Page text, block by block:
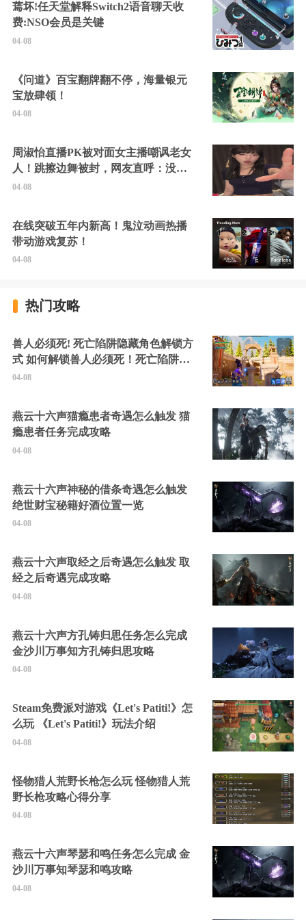
蔫坏!任天堂解释Switch2语音聊天收
费:NSO会员是关键
04-08
《问道》百宝翻牌翻不停，海量银元
宝放肆领！
04-08
周淑怡直播PK被对面女主播嘲讽老女
人！跳擦边舞被封，网友直呼：没边
硬擦封的好！
04-08
在线突破五年内新高！鬼泣动画热播
带动游戏复苏！
04-08
热门攻略
兽人必须死! 死亡陷阱隐藏角色解锁方
式 如何解锁兽人必须死！死亡陷阱中
的隐藏角色
04-08
燕云十六声猫瘾患者奇遇怎么触发 猫
瘾患者任务完成攻略
04-08
燕云十六声神秘的借条奇遇怎么触发
绝世财宝秘籍好酒位置一览
04-08
燕云十六声取经之后奇遇怎么触发 取
经之后奇遇完成攻略
04-08
燕云十六声方孔铸归思任务怎么完成
金沙川万事知方孔铸归思攻略
04-08
Steam免费派对游戏《Let's Patiti!》怎
么玩 《Let's Patiti!》玩法介绍
04-08
怪物猎人荒野长枪怎么玩 怪物猎人荒
野长枪攻略心得分享
04-08
燕云十六声琴瑟和鸣任务怎么完成 金
沙川万事知琴瑟和鸣攻略
04-08